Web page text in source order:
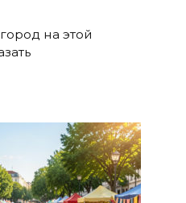
на этой